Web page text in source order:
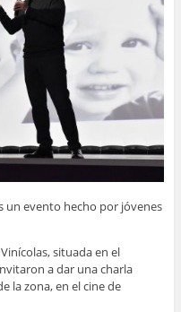
un evento hecho por jóvenes
situada en el
a dar una charla
la zona, en el cine de